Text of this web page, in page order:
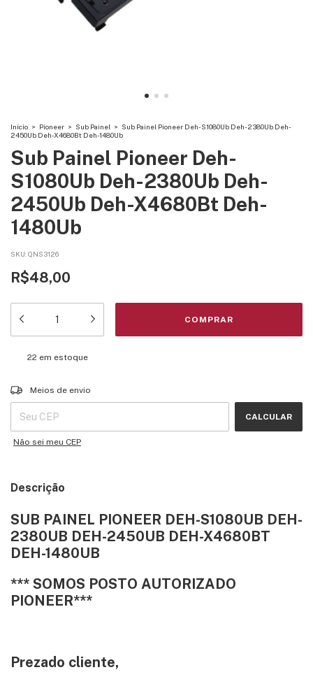
Início > Pioneer > Sub Painel > Sub Painel Pioneer Deh-S1080Ub Deh-2380Ub Deh-
2450Ub Deh-X4680Bt Deh-1480Ub
Sub Painel Pioneer Deh-
S1080Ub Deh-2380Ub Deh-
2450Ub Deh-X4680Bt Deh-
1480Ub
SKU: QNS3126
R$48,00
22 em estoque
Entregas para o CEP:
Meios de envio
CALCULAR
Não sei meu CEP
Descrição
SUB PAINEL PIONEER DEH-S1080UB DEH-
2380UB DEH-2450UB DEH-X4680BT
DEH-1480UB
*** SOMOS POSTO AUTORIZADO
PIONEER***
Prezado cliente,